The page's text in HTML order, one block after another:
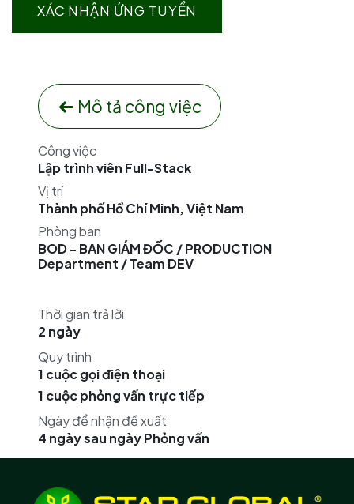
XÁC NHẬN ỨNG TUYỂN
Mô tả công việc
Công việc
Lập trình viên Full-Stack
Vị trí
Thành phố Hồ Chí Minh,Việt Nam
Phòng ban
BOD - BAN GIÁM ĐỐC / PRODUCTION
Department / Team DEV
Thời gian trả lời
2 ngày
Quy trình
1 cuộc gọi điện thoại
1 cuộc phỏng vấn trực tiếp
Ngày để nhận đề xuất
4 ngày sau ngày Phỏng vấn